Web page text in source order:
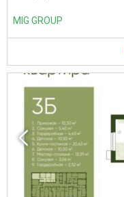
MIG GROUP